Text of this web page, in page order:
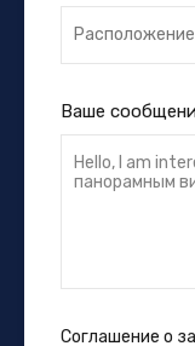
Ваше
Соглашение о